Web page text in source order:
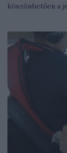
köszönhetően a